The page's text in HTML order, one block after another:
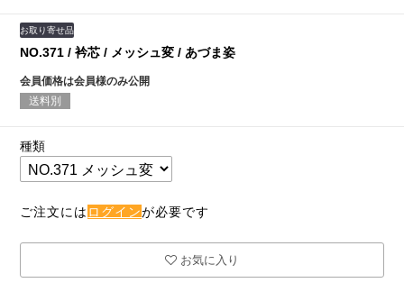
お取り寄せ品
NO.371 / 衿芯 / メッシュ変 / あづま姿
会員価格は会員様のみ公開
送料別
種類
ご注文には ログインが必要です
お気に入り